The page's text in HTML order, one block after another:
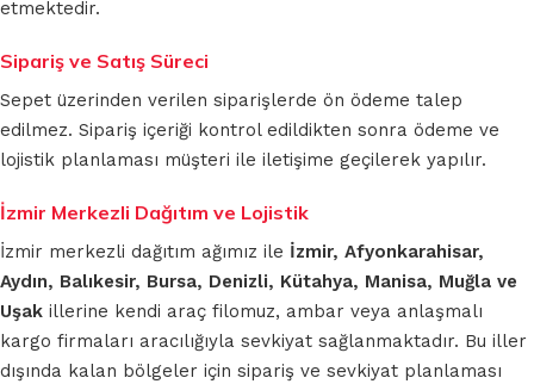
etmektedir.
Sipariş ve Satış Süreci
Sepet üzerinden verilen siparişlerde ön ödeme talep
edilmez. Sipariş içeriği kontrol edildikten sonra ödeme ve
lojistik planlaması müşteri ile iletişime geçilerek yapılır.
İzmir Merkezli Dağıtım ve Lojistik
İzmir merkezli dağıtım ağımız ile İzmir, Afyonkarahisar,
Aydın, Balıkesir, Bursa, Denizli, Kütahya, Manisa, Muğla ve
Uşak illerine kendi araç filomuz, ambar veya anlaşmalı
kargo firmaları aracılığıyla sevkiyat sağlanmaktadır. Bu iller
dışında kalan bölgeler için sipariş ve sevkiyat planlaması